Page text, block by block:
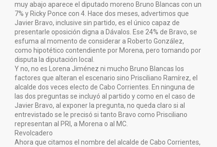
muy abajo aparece el diputado moreno Bruno Blancas con un
7% y Ricky Ponce con 4. Hace dos meses, advertimos que
Javier Bravo, inclusive sin partido, es el único capaz de
presentarle oposición digna a Dávalos. Ese 24% de Bravo, se
esfuma al momento de considerar a Roberto González,
como hipotético contendiente por Morena, pero tomando por
disputa la diputación local.
Y no, no es Lorena Jiménez ni mucho Bruno Blancas los
factores que alteran el escenario sino Prisciliano Ramírez, el
alcalde dos veces electo de Cabo Corrientes. En ninguna de
las dos preguntas se incluyó al partido y como en el caso de
Javier Bravo, al exponer la pregunta, no queda claro si al
entrevistado se le precisó si tanto Bravo como Prisciliano
representan al PRI, a Morena o al MC.
Revolcadero
Ahora que citamos el nombre del alcalde de Cabo Corrientes,